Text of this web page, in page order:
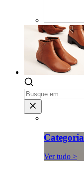
Categoria
Ver tudo >